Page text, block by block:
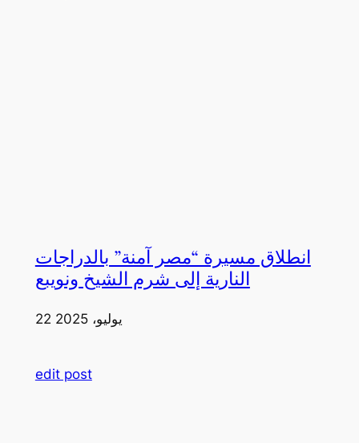
انطلاق مسيرة “مصر آمنة” بالدراجات
النارية إلى شرم الشيخ ونويبع
22 يوليو، 2025
edit post